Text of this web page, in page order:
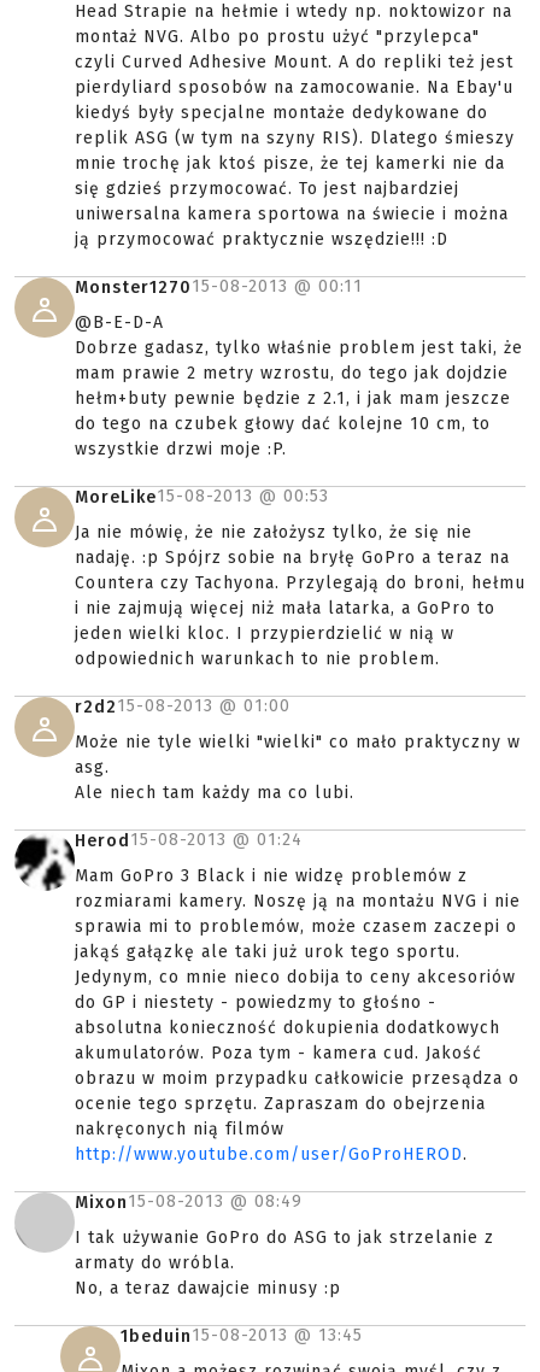
Head Strapie na hełmie i wtedy np. noktowizor na
montaż NVG. Albo po prostu użyć "przylepca"
czyli Curved Adhesive Mount. A do repliki też jest
pierdyliard sposobów na zamocowanie. Na Ebay'u
kiedyś były specjalne montaże dedykowane do
replik ASG (w tym na szyny RIS). Dlatego śmieszy
mnie trochę jak ktoś pisze, że tej kamerki nie da
się gdzieś przymocować. To jest najbardziej
uniwersalna kamera sportowa na świecie i można
ją przymocować praktycznie wszędzie!!! :D
Monster127015-08-2013 @ 00:11
@B-E-D-A
Dobrze gadasz, tylko właśnie problem jest taki, że
mam prawie 2 metry wzrostu, do tego jak dojdzie
hełm+buty pewnie będzie z 2.1, i jak mam jeszcze
do tego na czubek głowy dać kolejne 10 cm, to
wszystkie drzwi moje :P.
MoreLike15-08-2013 @ 00:53
Ja nie mówię, że nie założysz tylko, że się nie
nadaję. :p Spójrz sobie na bryłę GoPro a teraz na
Countera czy Tachyona. Przylegają do broni, hełmu
i nie zajmują więcej niż mała latarka, a GoPro to
jeden wielki kloc. I przypierdzielić w nią w
odpowiednich warunkach to nie problem.
r2d215-08-2013 @ 01:00
Może nie tyle wielki "wielki" co mało praktyczny w
asg.
Ale niech tam każdy ma co lubi.
Herod 15-08-2013 @ 01:24
Mam GoPro 3 Black i nie widzę problemów z
rozmiarami kamery. Noszę ją na montażu NVG i nie
sprawia mi to problemów, może czasem zaczepi o
jakąś gałązkę ale taki już urok tego sportu.
Jedynym, co mnie nieco dobija to ceny akcesoriów
do GP i niestety - powiedzmy to głośno -
absolutna konieczność dokupienia dodatkowych
akumulatorów. Poza tym - kamera cud. Jakość
obrazu w moim przypadku całkowicie przesądza o
ocenie tego sprzętu. Zapraszam do obejrzenia
nakręconych nią filmów
http://www.youtube.com/user/GoProHEROD.
Mixon15-08-2013 @ 08:49
I tak używanie GoPro do ASG to jak strzelanie z
armaty do wróbla.
No, a teraz dawajcie minusy :p
1beduin15-08-2013 @ 13:45